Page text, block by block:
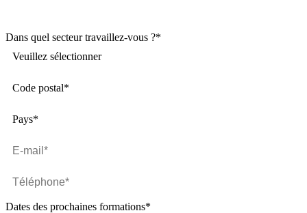
Dans quel secteur travaillez-vous ?*
Veuillez sélectionner
Code postal*
Pays*
Dates des prochaines formations*